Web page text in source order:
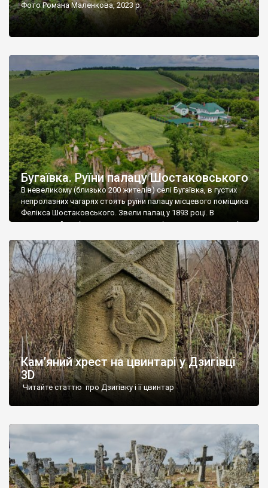
Фото Романа Маленкова, 2023 р.
Бугаївка. Руїни палацу Шостаковського
В невеликому (близько 200 жителів) селі Бугаївка, в густих
непролазних чагарях стоять руїни палацу місцевого поміщика
Фелікса Шостаковського. Звели палац у 1893 році. В
радянський період у ньому спочатку містилася школа, потім
століття тут розмістили туберкульозну лікарню. Коли із
палацу виїхала лікарня – ми точно не […]
Кам’яний хрест на цвинтарі у Дзигівці
3D
Читайте статтю про Дзигівку і її цвинтар